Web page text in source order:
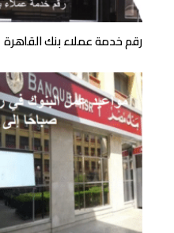
رقم خدمة عملاء بنك القاهرة